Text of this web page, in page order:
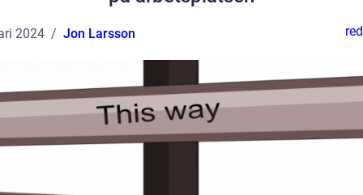
2024 Jon Larsson